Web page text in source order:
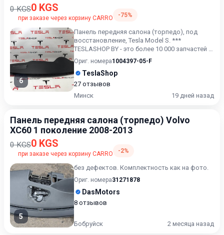
0 KGS0 KGS
при заказе через корзину CARRO -75%
6
Панель передняя салона (торпедо), под
восстановление, Tesla Model S. ***
TESLASHOP BY - это более 10 000 запчастей и
аксессуаров для TESLAMo...
Ориг. номера1004397-05-F
TeslaShop
27 отзывов
Минск
19 дней назад
Панель передняя салона (торпедо) Volvo
XC60 1 поколение 2008-2013
0 KGS0 KGS
при заказе через корзину CARRO -2%
5
без дефектов. Комплектность как на фото.
Ориг. номера31271878
DasMotors
8 отзывов
Бобруйск 2 месяца назад